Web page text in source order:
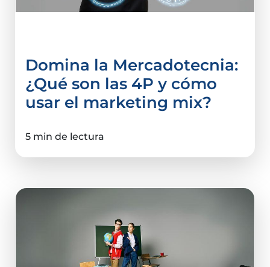
Domina la Mercadotecnia:
¿Qué son las 4P y cómo
usar el marketing mix?
5 min de lectura